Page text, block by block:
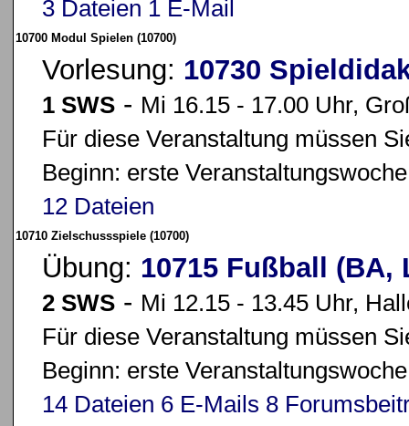
3 Dateien 1 E-Mail
10700 Modul Spielen (10700)
Vorlesung: 10730
1 SWS - Mi 16.15 - 17.00 Uhr,
Für diese Veranstaltung müssen
Beginn: erste Veranstaltungswoche
12 Dateien
10710 Zielschussspiele (10700)
Übung: 10715 Fußball (BA,
2 SWS - Mi 12.15 - 13.45 Uhr,
Für diese Veranstaltung müssen
Beginn: erste Veranstaltungswoche
14 Dateien 6 E-Mails 8